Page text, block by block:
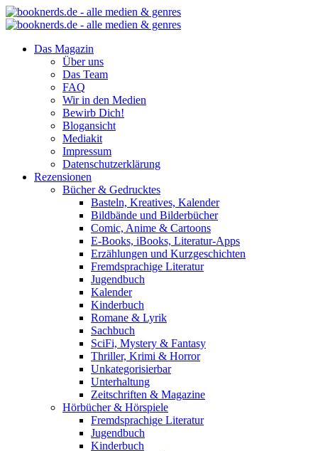
Das Magazin
Über uns
Das Team
FAQ
Wir in den Medien
Bewirb Dich!
Blogansicht
Mediakit
Impressum
Datenschutzerklärung
Rezensionen
Bücher & Gedrucktes
Basteln, Kreatives, Kalender
Bildbände und Bilderbücher
Comic, Anime & Cartoons
E-Books, iBooks, Literatur-Apps
Erzählungen und Kurzgeschichten
Fremdsprachige Literatur
Jugendbuch
Kalender
Kinderbuch
Romane & Lyrik
Sachbuch
SciFi, Mystery & Fantasy
Thriller, Krimi & Horror
Unkategorisierbar
Unterhaltung
Zeitschriften & Magazine
Hörbücher & Hörspiele
Fremdsprachige Literatur
Jugendbuch
Kinderbuch